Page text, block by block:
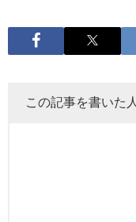
この記事を書いた人